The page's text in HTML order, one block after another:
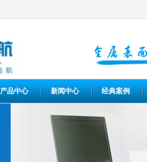
产品中心 新闻中心 经典案例